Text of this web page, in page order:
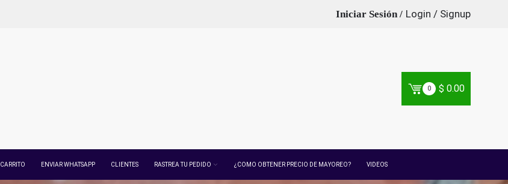
Login / Signup
0 $ 0.00
CARRITO ENVIAR WHATSAPP CLIENTES RASTREA TU PEDIDO ¿COMO OBTENER PRECIO DE MAYOREO? VIDEOS